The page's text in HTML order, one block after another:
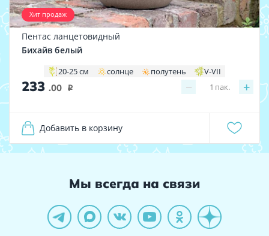
Хит продаж
Пентас ланцетовидный
Бихайв белый
20-25 см солнце полутень V-VII
233 .00 i − +
1 пак.
Добавить в корзину
Мы всегда на связи